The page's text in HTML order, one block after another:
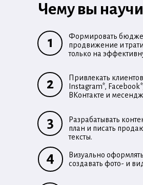
Формировать
продвижение и
только на
1
Привлекать
Instagram*,
ВКонтакте и
2
Разрабатывать
план и писать
тексты.
3
Визуально
создавать фото- и
4
Чему вы